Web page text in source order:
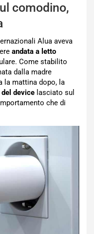
comodino,
Alua aveva
andata a letto
Come stabilito
dalla madre
la mattina dopo, la
del device lasciato sul
che di